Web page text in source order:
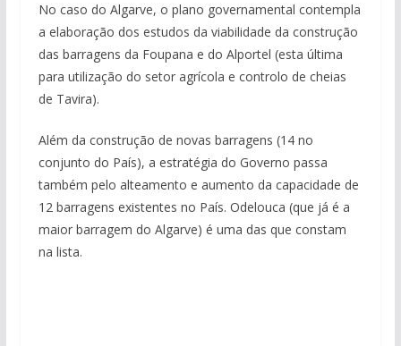
No caso do Algarve, o plano governamental contempla
a elaboração dos estudos da viabilidade da construção
das barragens da Foupana e do Alportel (esta última
para utilização do setor agrícola e controlo de cheias
de Tavira).
Além da construção de novas barragens (14 no
conjunto do País), a estratégia do Governo passa
também pelo alteamento e aumento da capacidade de
12 barragens existentes no País. Odelouca (que já é a
maior barragem do Algarve) é uma das que constam
na lista.Milagre da água. Fontes emblemáticas do
Projeto milionário: investimento de 108
milhões de euros na construção de dois
Tapas do mar a 3 euros cada. Nova rota
Foto do dia: uma cidade algarvia que cresceu
Tempestades roubam areia de praias e põem